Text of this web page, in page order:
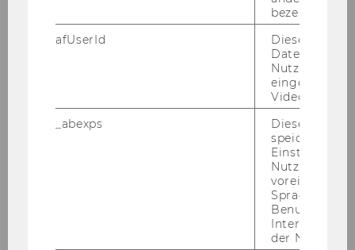
Mitteilungsblatt vom 2. Mai 2007, 35. Stück
Ausschreibungen von Stellen für allgemeines
· Frau­en­för­de­rung:
Da sich die Wirt­schafts­uni­ver­si­tät Wien die Er­
hö­hung des Frau­en­an­teils beim all­ge­mei­nen
Per­so­nal zum Ziel ge­setzt hat, wer­den qua­li­fi­
zier­te Frau­en aus­drück­lich auf­ge­for­dert, sich
zu be­wer­ben. Bei glei­cher Qua­li­fi­ka­ti­on wer­den
Frau­en vor­ran­gig auf­ge­nom­men. Alle Be­wer­
bezeichnete
afUserId
Dieses
Daten von
Videos
_abexps
Dieses Cookie
speichert
Nutzer*in, zB.
Sprache,
der Nutzer*in